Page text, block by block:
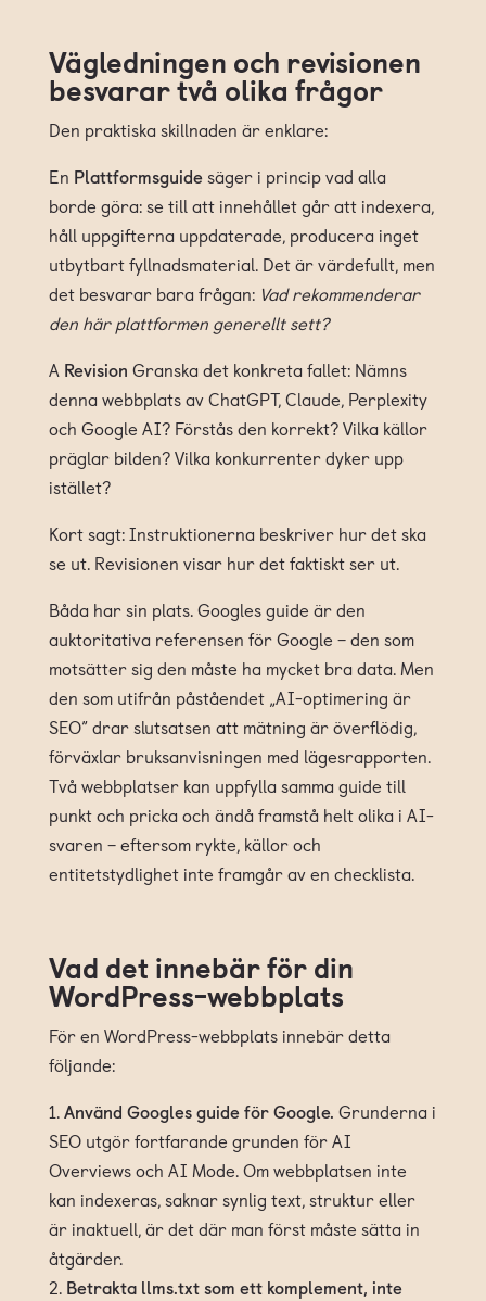
Vägledningen och revisionen
besvarar två olika frågor
Den praktiska skillnaden är enklare:
En Plattformsguidesäger i princip vad alla
borde göra: se till att innehållet går att indexera,
håll uppgifterna uppdaterade, producera inget
utbytbart fyllnadsmaterial. Det är värdefullt, men
det besvarar bara frågan: Vad rekommenderar
den här plattformen generellt sett?
A Revision Granska det konkreta fallet: Nämns
denna webbplats av ChatGPT, Claude, Perplexity
och Google AI? Förstås den korrekt? Vilka källor
präglar bilden? Vilka konkurrenter dyker upp
istället?
Kort sagt: Instruktionerna beskriver hur det ska
se ut. Revisionen visar hur det faktiskt ser ut.
Båda har sin plats. Googles guide är den
auktoritativa referensen för Google – den som
motsätter sig den måste ha mycket bra data. Men
den som utifrån påståendet „AI-optimering är
SEO” drar slutsatsen att mätning är överflödig,
förväxlar bruksanvisningen med lägesrapporten.
Två webbplatser kan uppfylla samma guide till
punkt och pricka och ändå framstå helt olika i AI-
svaren – eftersom rykte, källor och
entitetstydlighet inte framgår av en checklista.
Vad det innebär för din
WordPress-webbplats
För en WordPress-webbplats innebär detta
följande:
Använd Googles guide för Google. Grunderna i
SEO utgör fortfarande grunden för AI
Overviews och AI Mode. Om webbplatsen inte
kan indexeras, saknar synlig text, struktur eller
är inaktuell, är det där man först måste sätta in
åtgärder.
Betrakta llms.txt som ett komplement, inte